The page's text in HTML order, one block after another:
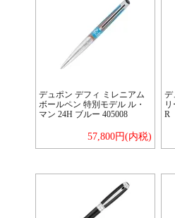
デュポン デフィ ミレニアム
ボールペン 特別モデル ル・
マン 24H ブルー 405008
57,800円(内税)
R